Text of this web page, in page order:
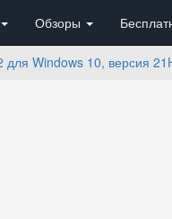
Обзоры
Windows 10, версия